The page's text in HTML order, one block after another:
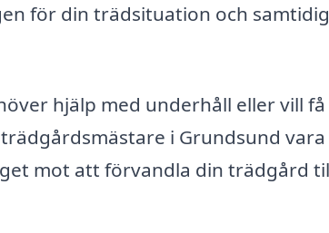
för din trädsituation och
hjälp med underhåll eller vill
i Grundsund vara
mot att förvandla din trädgård